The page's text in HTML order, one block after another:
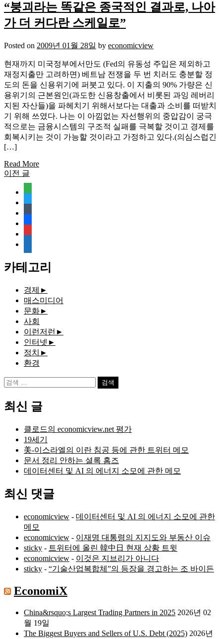
“붕괴라는 똑같은 종국적인 결과로, 나아
가 더 커다란 스케일로”
Posted on 2009년 01월 28일 by economicview
현재까지 미국정부에서만도 (Fed의 유동성 주입은 제외하고
재정지출만 고려하면) 베트남 전쟁을 두 번 치러도 충분할 정
도의 돈을 신용위기에 퍼붓고 있다. 이 지출의 90% 가량은 신
용위기의 근본원인(과도한 신용창출에서 비롯된 과잉 레버리
지된 자산들)을 파헤치기 위해서보다는 대출과 소비를 떠받치
기 위해 쓰였다. 나는 이 아낌없는 자선행위의 중압감이 궁극
적으로는 금융시스템의 구조적 실패를 극복할 것이고 경제를
회복시키는 것이 가능할 것이라고 가정하고 있다.(의심스럽긴
[…]
Read More
글
이전 글
document
카테고리
경제 ►
매스미디어
문화►
사회
이런저런 ►
인터넷 ►
정치 ►
환경
검
최신 글
클로드의 economicview.net 평가
19세기
美-이스라엘의 이란 침공 등에 관한 트위터 메모
문서 정리 안하는 셜록 홈즈
데이터센터 및 AI 의 에너지 소모에 관한 메모
최신 댓글
economicview - 데이터센터 및 AI 의 에너지 소모에 관한
메모
economicview - 이재명 대통령의 지지도와 부동산 이슈
sticky - 트위터에 올린 韓中日 현재 상황 트윗
economicview - 이것은 지브리가 아니다
sticky - “기술산업복합체”의 등장을 경고하는 조 바이든
EconomiX
China&rsquo;s Largest Trading Partners in 2025 2026년 02
월 19일
The Biggest Buyers and Sellers of U.S. Debt (2025) 2026년